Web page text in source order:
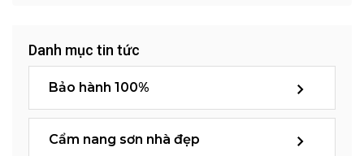
Danh mục tin tức
Bảo hành 100%
Cẩm nang sơn nhà đẹp